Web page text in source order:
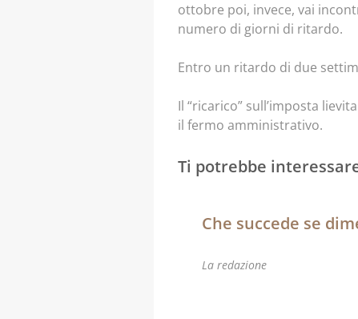
ottobre poi, invece, vai
numero di giorni di ritardo.
Entro un ritardo di due
Il “ricarico” sull’imposta
il fermo amministrativo.
Ti potrebbe
Che succede se
La redazione